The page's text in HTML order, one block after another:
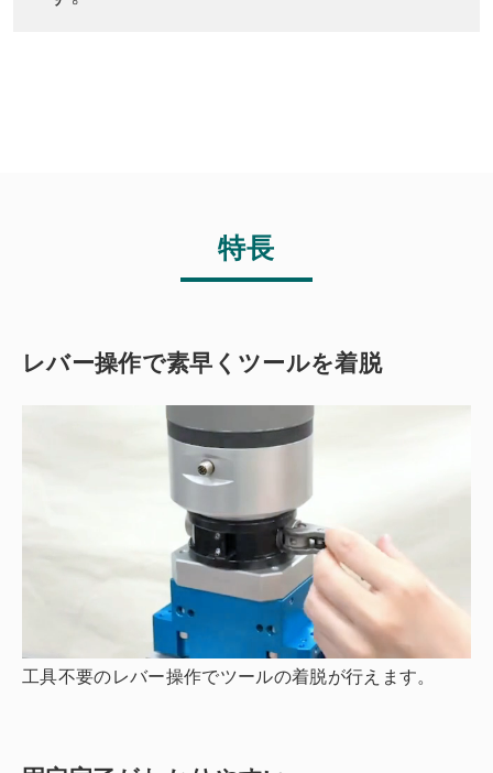
特長
レバー操作で素早くツールを着脱
工具不要のレバー操作でツールの着脱が行えます。